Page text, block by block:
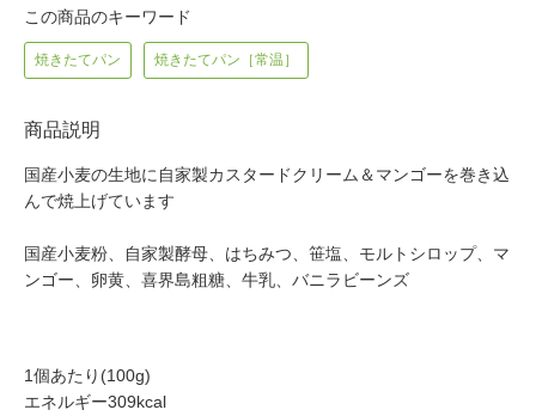
この商品のキーワード
焼きたてパン 焼きたてパン［常温］
商品説明
国産小麦の生地に自家製カスタードクリーム＆マンゴーを巻き込
んで焼上げています
国産小麦粉、自家製酵母、はちみつ、笹塩、モルトシロップ、マ
ンゴー、卵黄、喜界島粗糖、牛乳、バニラビーンズ
1個あたり(100g)
エネルギー309kcal